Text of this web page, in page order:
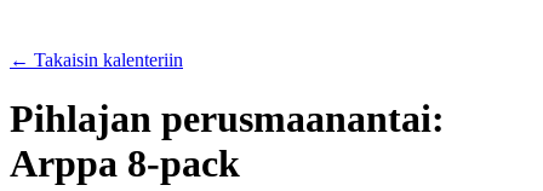
← Takaisin kalenteriin
Pihlajan perusmaanantai:
Arppa 8-pack